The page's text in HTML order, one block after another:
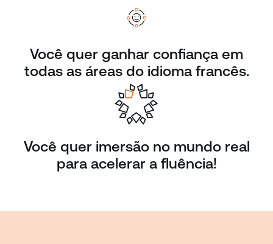
Você quer ganhar confiança em
todas as áreas do idioma francês.
Você quer imersão no mundo real
para acelerar a fluência!